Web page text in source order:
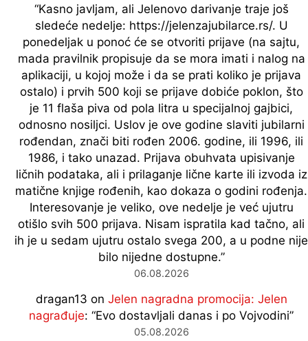
“Kasno javljam, ali Jelenovo darivanje traje još
sledeće nedelje: https://jelenzajubilarce.rs/. U
ponedeljak u ponoć će se otvoriti prijave (na sajtu,
mada pravilnik propisuje da se mora imati i nalog na
aplikaciji, u kojoj može i da se prati koliko je prijava
ostalo) i prvih 500 koji se prijave dobiće poklon, što
je 11 flaša piva od pola litra u specijalnoj gajbici,
odnosno nosiljci. Uslov je ove godine slaviti jubilarni
rođendan, znači biti rođen 2006. godine, ili 1996, ili
1986, i tako unazad. Prijava obuhvata upisivanje
ličnih podataka, ali i prilaganje lične karte ili izvoda iz
matične knjige rođenih, kao dokaza o godini rođenja.
Interesovanje je veliko, ove nedelje je već ujutru
otišlo svih 500 prijava. Nisam ispratila kad tačno, ali
ih je u sedam ujutru ostalo svega 200, a u podne nije
bilo nijedne dostupne.”
06.08.2026
dragan13 on Jelen nagradna promocija: Jelen
nagrađuje: “Evo dostavljali danas i po Vojvodini”
05.08.2026